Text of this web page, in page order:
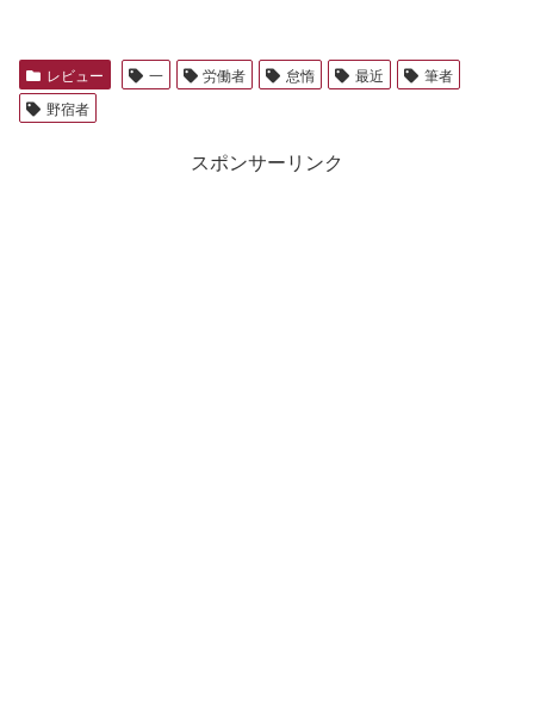
レビュー 一 労働者 怠惰 最近
筆者
野宿者
スポンサーリンク